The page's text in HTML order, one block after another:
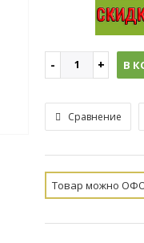
В
Сравнение
Товар можно